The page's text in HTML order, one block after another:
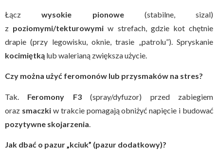
Łączwysokie pionowe(stabilne, sizal)
z poziomymi/tekturowymi w strefach, gdzie kot chętnie
drapie (przy legowisku, oknie, trasie „patrolu”). Spryskanie
kocimiętką lub walerianą zwiększa użycie.
Czy można użyć feromonów lub przysmaków na stres?
Tak. Feromony F3(spray/dyfuzor) przed zabiegiem
oraz smaczkiw trakcie pomagają obniżyć napięcie i budować
pozytywne skojarzenia
Jak dbać o pazur „kciuk” (pazur dodatkowy)?